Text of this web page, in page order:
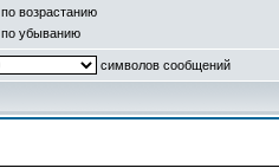
по возрастанию
по убыванию
символов сообщений